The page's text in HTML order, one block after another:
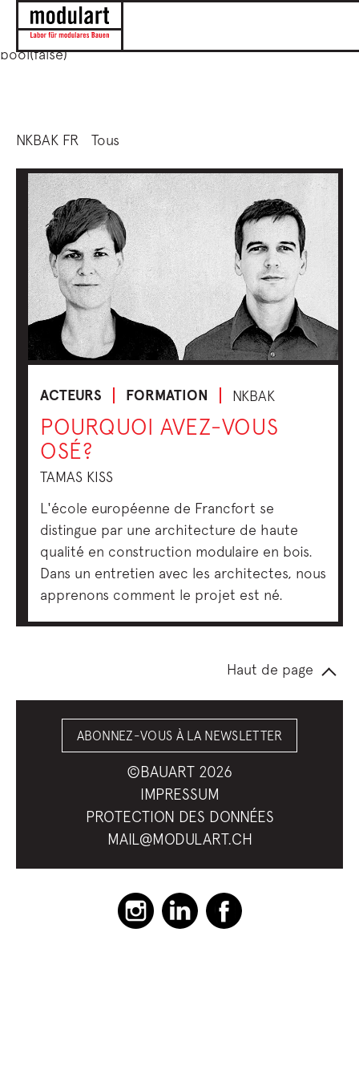
string(59)
"/mnt/cache/modulart/wp685_/
bool(false)
NKBAK FR Tous
ACTEURS FORMATION NKBAK
POURQUOI AVEZ-VOUS
OSÉ?
TAMAS KISS
L'école européenne de Francfort se
distingue par une architecture de haute
qualité en construction modulaire en bois.
Dans un entretien avec les architectes, nous
apprenons comment le projet est né.
Haut de page
ABONNEZ-VOUS À LA NEWSLETTER
©BAUART 2026
IMPRESSUM
PROTECTION DES DONNÉES
MAIL@MODULART.CH